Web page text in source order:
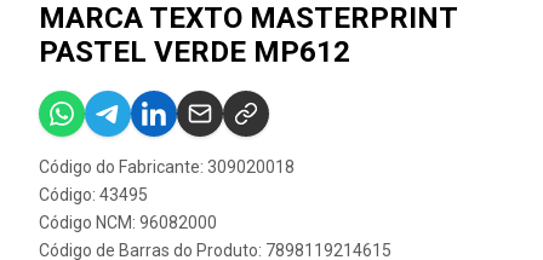
MARCA TEXTO MASTERPRINT
PASTEL VERDE MP612
Código do Fabricante: 309020018
Código: 43495
Código NCM: 96082000
Código de Barras do Produto: 7898119214615